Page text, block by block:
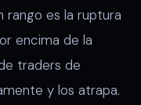
rango es la ruptura
encima de la
traders de
y los atrapa.